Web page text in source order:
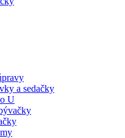
a sedačky
U